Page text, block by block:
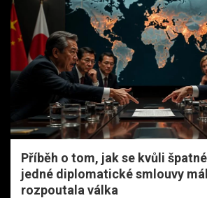
Příběh o tom, jak se kvůli
jedné diplomatické smlouvy
rozpoutala válka